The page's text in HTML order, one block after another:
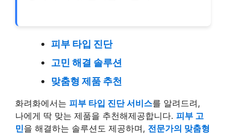
피부 타입 진단
고민 해결 솔루션
맞춤형 제품 추천
화려화에서는 피부 타입 진단 서비스를 알려드려,
나에게 딱 맞는 제품을 추천해제공합니다. 피부 고
민을 해결하는 솔루션도 제공하며, 전문가의 맞춤형